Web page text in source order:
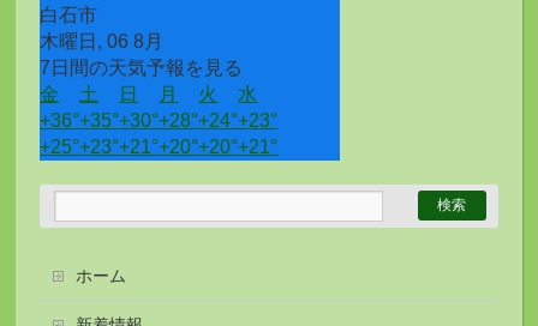
白石市
木曜日, 06 8月
7日間の天気予報を見る
金
土 日 月 火
水
+36°+35°+30°+28°+24°+23°
+25°+23°+21°+20°+20°+21°
ホーム